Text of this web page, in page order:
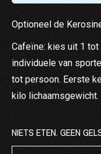
Optioneel de
Cafeïne: kies uit 1
individuele van
tot persoon. Eerste
kilo lichaamsgewicht.
NIETS ETEN. GEEN